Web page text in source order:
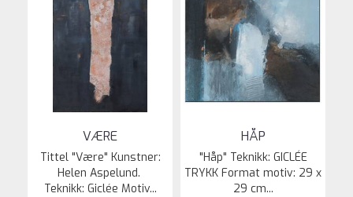
VÆRE
Tittel "Være" Kunstner:
Helen Aspelund.
Teknikk: Giclée Motiv...
HÅP
"Håp" Teknikk: GICLÉE
TRYKK Format motiv: 29 x
29 cm...